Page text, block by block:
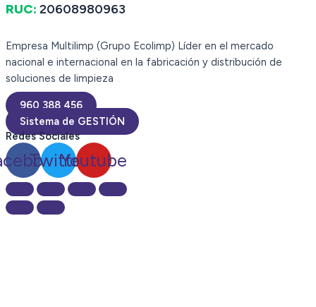
RUC: 20608980963
Empresa Multilimp (Grupo Ecolimp) Líder en el mercado
nacional e internacional en la fabricación y distribución de
soluciones de limpieza
960 388 456
Sistema de GESTIÓN
Redes Sociales
TwitterYoutube